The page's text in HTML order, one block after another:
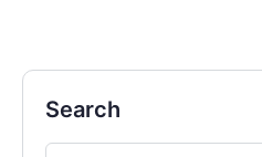
Search